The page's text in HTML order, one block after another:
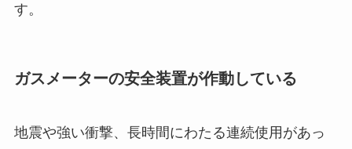
す。
ガスメーターの安全装置が作動している
地震や強い衝撃、長時間にわたる連続使用があっ